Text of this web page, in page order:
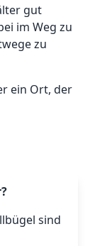
gut
im Weg zu
zu
ein Ort, der
sind